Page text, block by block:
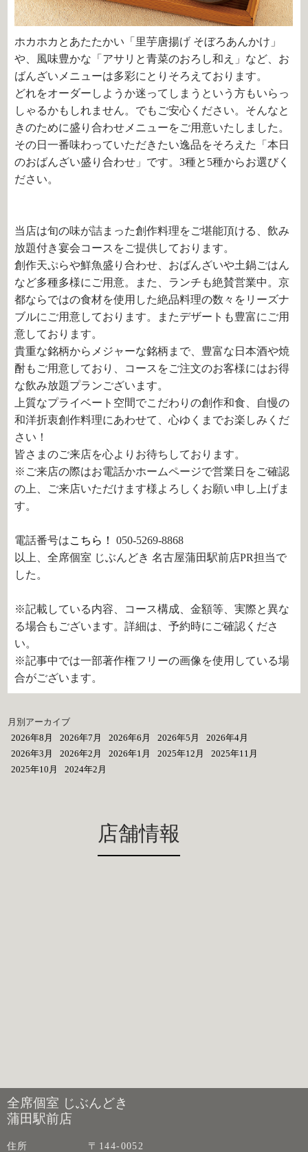
ホカホカとあたたかい「里芋唐揚げ そぼろあんかけ」
や、風味豊かな「アサリと青菜のおろし和え」など、お
ばんざいメニューは多彩にとりそろえております。
どれをオーダーしようか迷ってしまうという方もいらっ
しゃるかもしれません。でもご安心ください。そんなと
きのために盛り合わせメニューをご用意いたしました。
その日一番味わっていただきたい逸品をそろえた「本日
のおばんざい盛り合わせ」です。3種と5種からお選びく
ださい。
当店は旬の味が詰まった創作料理をご堪能頂ける、飲み
放題付き宴会コースをご提供しております。
創作天ぷらや鮮魚盛り合わせ、おばんざいや土鍋ごはん
など多種多様にご用意。また、ランチも絶賛営業中。京
都ならではの食材を使用した絶品料理の数々をリーズナ
ブルにご用意しております。またデザートも豊富にご用
意しております。
貴重な銘柄からメジャーな銘柄まで、豊富な日本酒や焼
酎もご用意しており、コースをご注文のお客様にはお得
な飲み放題プランございます。
上質なプライベート空間でこだわりの創作和食、自慢の
和洋折衷創作料理にあわせて、心ゆくまでお楽しみくだ
さい！
皆さまのご来店を心よりお待ちしております。
※ご来店の際はお電話かホームページで営業日をご確認
の上、ご来店いただけます様よろしくお願い申し上げま
す。
電話番号はこちら！
050-5269-8868
以上、全席個室 じぶんどき 名古屋蒲田駅前店PR担当で
した。
※記載している内容、コース構成、金額等、実際と異な
る場合もございます。詳細は、予約時にご確認くださ
い。
※記事中では一部著作権フリーの画像を使用している場
合がございます。
月別アーカイブ
2026年8月
2026年7月 2026年6月 2026年5月
2026年4月
2026年3月
2026年2月 2026年1月 2025年12月
2025年11月
2025年10月
2024年2月
店舗情報
全席個室 じぶんどき
蒲田駅前店
住所
〒144-0052